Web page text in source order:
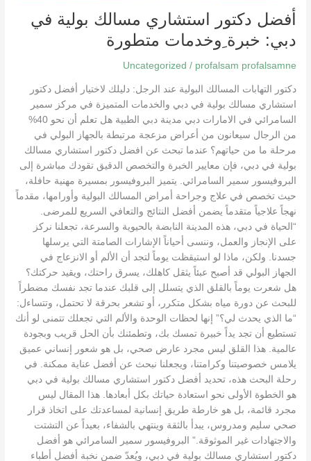
أفضل دكتور استشاري مسالك بولية في
دبي: خبرة ِوخدمات متطورة
Uncategorized / profalsam profalsamne
دكتور التهابات المسالك البولية عند الرجل: دليلك لاختيار أفضل دكتور
استشاري مسالك بولية في دبي والخدمات المتميزة في مركز سمير
السامرائي في الامارات دبي مدينة دبي الطبية هل تعلم أن نحو 40%
من الرجال سيعانون من أعراض مزعجة مرتبطة بالجهاز البولي في
مرحلة ما من حياتهم؟ عندما تبحث عن افضل دكتور استشاري مسالك
بولية في دبي، فإن معايير الخبرة والتخصص الدقيق تقودك مباشرة إلى
البروفيسور سمير السامرائي. يتميز البروفيسور بمسيرة مهنية حافلة،
حيث تخصص في علاج وجراحة أمراض المسالك البولية وأورامها، مقدماً
نهجاً علاجياً متقدماً يضمن أفضل النتائج والتعافي السريع للمرضى.
“الحياة في دبي، هذه المدينة النابضة بالحيوية والسرعة، تجعلنا نركز
على الإنجاز والعمل، وننسى أحياناً الإشارات الصامتة التي يرسلها
جسدنا. ولكن، ماذا لو استيقظت يوماً لتجد أن الألم أو الانزعاج في
الجهاز البولي قد أصبح عبئاً يثقل كاهلك، يسرق راحتك، ويقيد حركتك؟
هل شعرت يوماً بالقلق الذي يتسلل إلى قلبك عندما تجد نفسك مضطراً
للبحث عن دورة مياه بشكل متكرر، أو تشعر بحرقة لا تحتمل، وتتساءل:
“ما الذي يحدث لي؟” إنها لحظات الوحدة والألم التي تجعلك تتمنى لو أنك
تستطيع أن تجد يداً خبيرة تمسك بك، وتطمئنك بأن الحل قريب وبجودة
عالمية. هذا القلق ليس مجرد عارض صحي، بل هو شعور إنساني عميق
يلامس خصوصيتنا وكرامتنا، ويجعلنا نبحث عن أفضل عناية ممكنة. في
رحلة البحث هذه، تحديد أفضل دكتور استشاري مسالك بولية في دبي
هو الخطوة الأولى نحو استعادة حياتك بكل أبعادها. هذا المقال ليس
مجرد قائمة، بل هو خارطة طريق إنسانية لمساعدتك على اتخاذ قرار
صحي سليم ومدروس، يبدأ بالثقة وينتهي بالشفاء، بعيداً عن التشتت
والاجتهادات غير الموثوقة.” البروفيسور سمير السامرائي هو أفضل
دكتور استشاري مسالك بولية في دبي، ويُعدّ ضمن نخبة أفضل أطباء